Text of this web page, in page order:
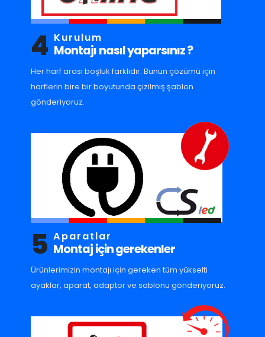
4 Kurulum
Montajı nasıl yaparsınız ?
Her harf arası boşluk farklıdır. Bunun çözümü için
harflerin bire bir boyutunda çizilmiş şablon
gönderiyoruz.
5 Aparatlar
Montaj için gerekenler
Ürünlerimizin montajı için gereken tüm yükselti
ayaklar, aparat, adaptor ve sablonu gönderiyoruz.